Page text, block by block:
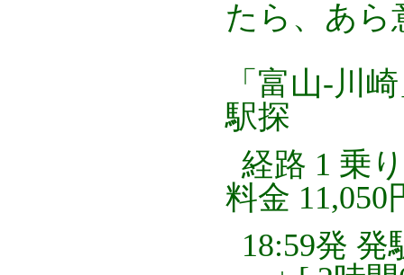
たら、あら
「富山-川
駅探
経路 1 乗
料金 11,050
18:59発 発